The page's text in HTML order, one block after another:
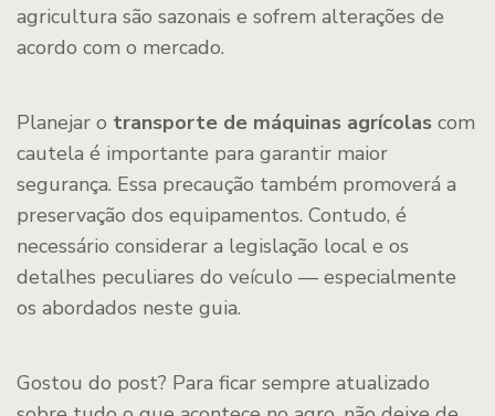
agricultura são sazonais e sofrem alterações de
acordo com o mercado.
Planejar o transporte de máquinas agrícolas com
cautela é importante para garantir maior
segurança. Essa precaução também promoverá a
preservação dos equipamentos. Contudo, é
necessário considerar a legislação local e os
detalhes peculiares do veículo — especialmente
os abordados neste guia.
Gostou do post? Para ficar sempre atualizado